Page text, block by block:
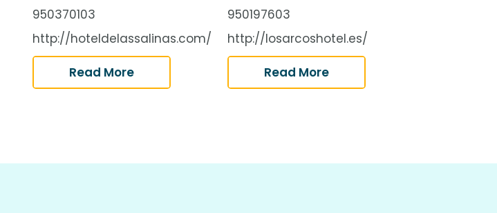
950370103
http://hoteldelassalinas.com/
Read More
950197603
http://losarcoshotel.es/
Read More